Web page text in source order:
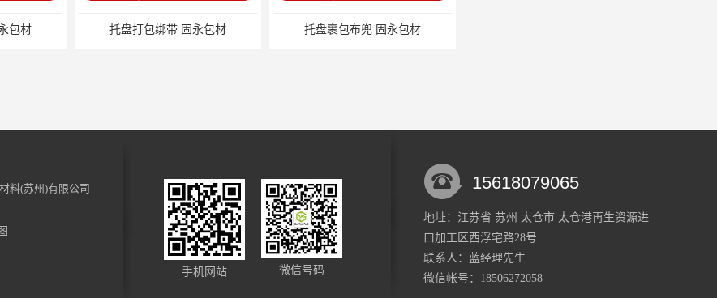
包材 托盘打包绑带 固永包材 托盘裹包布兜 固永包材
化妆品装饰材料 固永包材 蔬菜透气运输固定 操作简便 固永包材
料(苏州)有限公司
手机网站 微信号码
15618079065
地址：江苏省 苏州 太仓市 太仓港再生资源进
口加工区西浮宅路28号
联系人：蓝经理先生
微信帐号：18506272058